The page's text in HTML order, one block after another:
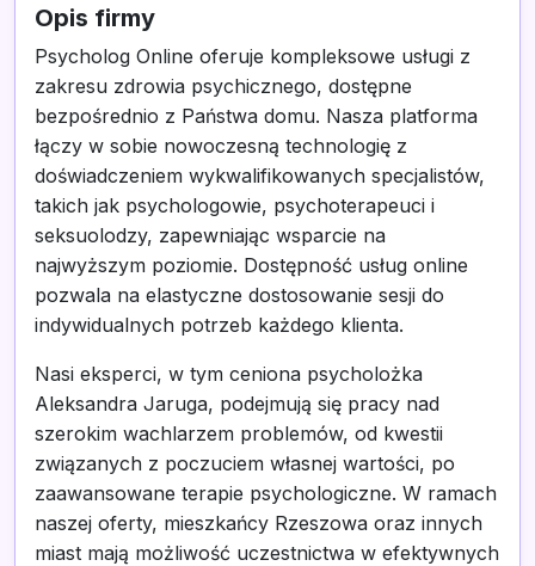
Opis firmy
Psycholog Online oferuje kompleksowe usługi z
zakresu zdrowia psychicznego, dostępne
bezpośrednio z Państwa domu. Nasza platforma
łączy w sobie nowoczesną technologię z
doświadczeniem wykwalifikowanych specjalistów,
takich jak psychologowie, psychoterapeuci i
seksuolodzy, zapewniając wsparcie na
najwyższym poziomie. Dostępność usług online
pozwala na elastyczne dostosowanie sesji do
indywidualnych potrzeb każdego klienta.
Nasi eksperci, w tym ceniona psycholożka
Aleksandra Jaruga, podejmują się pracy nad
szerokim wachlarzem problemów, od kwestii
związanych z poczuciem własnej wartości, po
zaawansowane terapie psychologiczne. W ramach
naszej oferty, mieszkańcy Rzeszowa oraz innych
miast mają możliwość uczestnictwa w efektywnych